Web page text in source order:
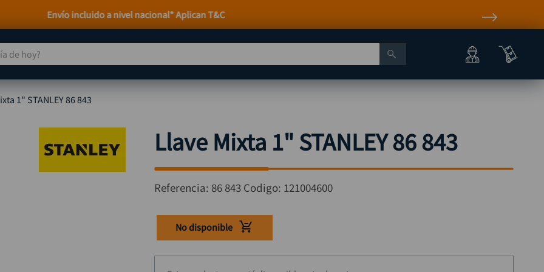
Atención personalizada por
hoy?
1" STANLEY 86 843
Llave Mixta 1" STANLEY 86 843
Referencia: 86 843 Codigo: 121004600
No disponible
TÉRMINOS MÁS BUSCADOS
1 . taladro
compresor